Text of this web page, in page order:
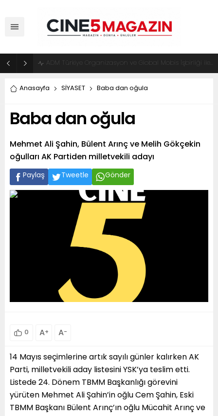
ADM Türkiye Organizasyon ve Global Mobis İşbirliği ile Halka Açık Motosiklet Festivali
Anasayfa SİYASET Baba dan oğula
Baba dan oğula
Mehmet Ali Şahin, Bülent Arınç ve Melih Gökçekin
oğulları AK Partiden milletvekili adayı
Paylaş Tweetle Gönder
0 A+ A-
14 Mayıs seçimlerine artık sayılı günler kalırken AK
Parti, milletvekili aday listesini YSK’ya teslim etti.
Listede 24. Dönem TBMM Başkanlığı görevini
yürüten Mehmet Ali Şahin’in oğlu Cem Şahin, Eski
TBMM Başkanı Bülent Arınç’ın oğlu Mücahit Arınç ve